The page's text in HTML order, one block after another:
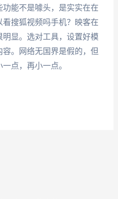
能不是噱头，是实实在在
搜狐视频吗手机？映客在
显。选对工具，设置好模
。网络无国界是假的，但
点，再小一点。